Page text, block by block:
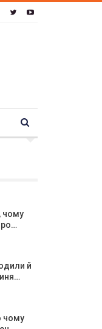
чому
й
чому